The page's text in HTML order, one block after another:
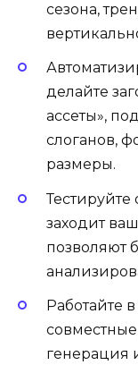
сезона,
делайте
ассеты»,
слоганов,
размеры.
заходит
позволяют
Работайте
генерация